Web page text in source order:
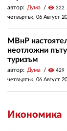
автор: Дума visibility 322
четвъртък, 06 Август
МВнР
неотложни
туризъм
автор: Дума visibility 429
четвъртък, 06 Август
Икономика